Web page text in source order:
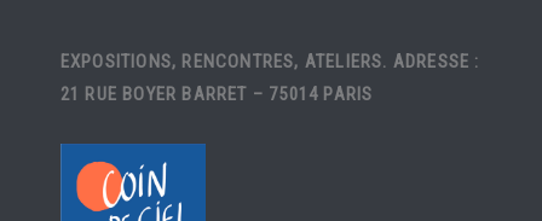
EXPOSITIONS, RENCONTRES, ATELIERS. ADRESSE :
21 RUE BOYER BARRET – 75014 PARIS